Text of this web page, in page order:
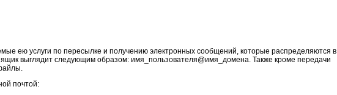
ею услуги по пересылке и получению электронных сообщений, которые распределяются в
выглядит следующим образом: имя_пользователя@имя_домена. Также кроме передачи
почтой: